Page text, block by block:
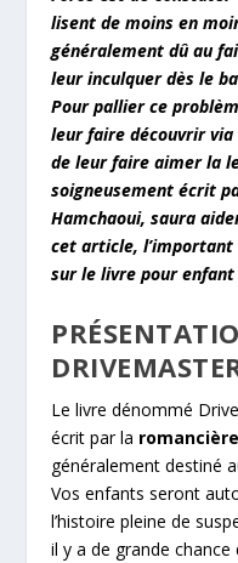
lisent de moins en
généralement dû au
leur inculquer dès le
Pour pallier ce
leur faire découvrir
de leur faire aimer la
soigneusement écrit
Hamchaoui, saura
cet article, l’important
sur le livre pour
Le livre dénommé
écrit par la
généralement destiné
Vos enfants seront
l’histoire pleine de
il y a de grande